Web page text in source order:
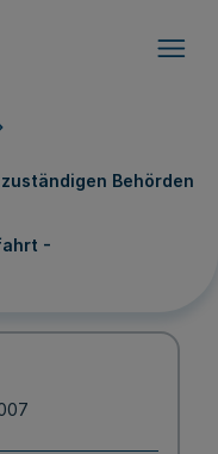
Behörden
-